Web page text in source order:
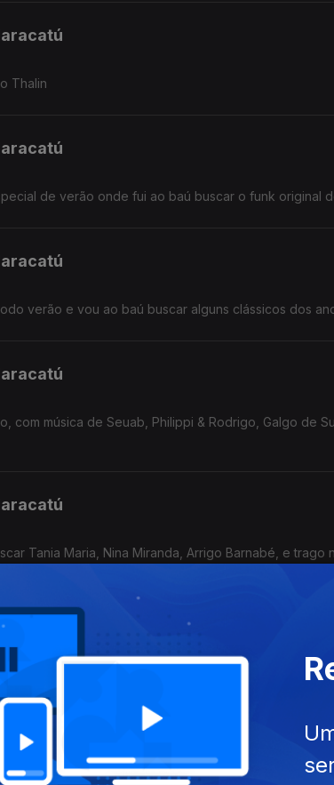
Thalin
de verão onde fui ao baú buscar o funk original
verão e vou ao baú buscar alguns clássicos dos
com música de Seuab, Philippi & Rodrigo, Galgo de
Tania Maria, Nina Miranda, Arrigo Barnabé, e
entre outros.
Os Cabides